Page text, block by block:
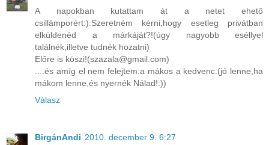
A napokban kutattam át a netet ehető
csillámporért:).Szeretném kérni,hogy esetleg privátban
elküldenéd a márkáját?!(úgy nagyobb eséllyel
találnék,illetve tudnék hozatni)
Előre is köszi!(szazala@gmail.com)
....és amíg el nem felejtem:a mákos a kedvenc.(jó lenne,ha
mákom lenne,és nyernék Nálad!:))
Válasz
BirgánAndi 2010. december 9. 6:27